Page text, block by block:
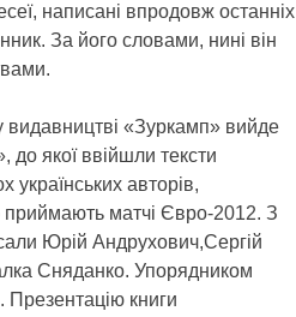
написані впродовж останніх
За його словами, нині він
видавництві «Зуркамп» вийде
до якої ввійшли тексти
українських авторів,
матчі Євро-2012. З
Юрій Андрухович,Сергій
Сняданко. Упорядником
Презентацію книги